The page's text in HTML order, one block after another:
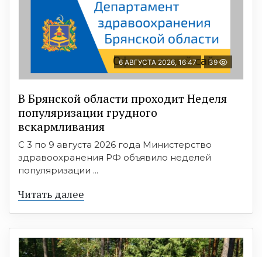
6 АВГУСТА 2026, 16:47 39
В Брянской области проходит Неделя
популяризации грудного
вскармливания
С 3 по 9 августа 2026 года Министерство
здравоохранения РФ объявило неделей
популяризации ...
Читать далее